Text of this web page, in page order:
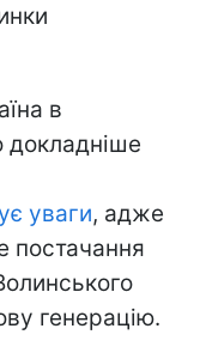
в
докладніше
уваги, адже
постачання
генерацію.